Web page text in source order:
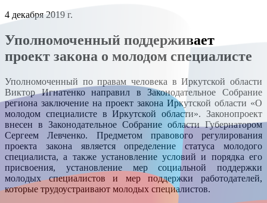
4 декабря 2019 г.
Уполномоченный поддерживает
проект закона о молодом специалисте
Уполномоченный по правам человека в Иркутской области
Виктор Игнатенко направил в Законодательное Собрание
региона заключение на проект закона Иркутской области «О
молодом специалисте в Иркутской области». Законопроект
внесен в Законодательное Собрание области Губернатором
Сергеем Левченко. Предметом правового регулирования
проекта закона является определение статуса молодого
специалиста, а также установление условий и порядка его
присвоения, установление мер социальной поддержки
молодых специалистов и мер поддержки работодателей,
которые трудоустраивают молодых специалистов.